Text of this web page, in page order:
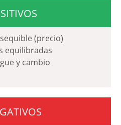
(precio)
equilibradas
y cambio